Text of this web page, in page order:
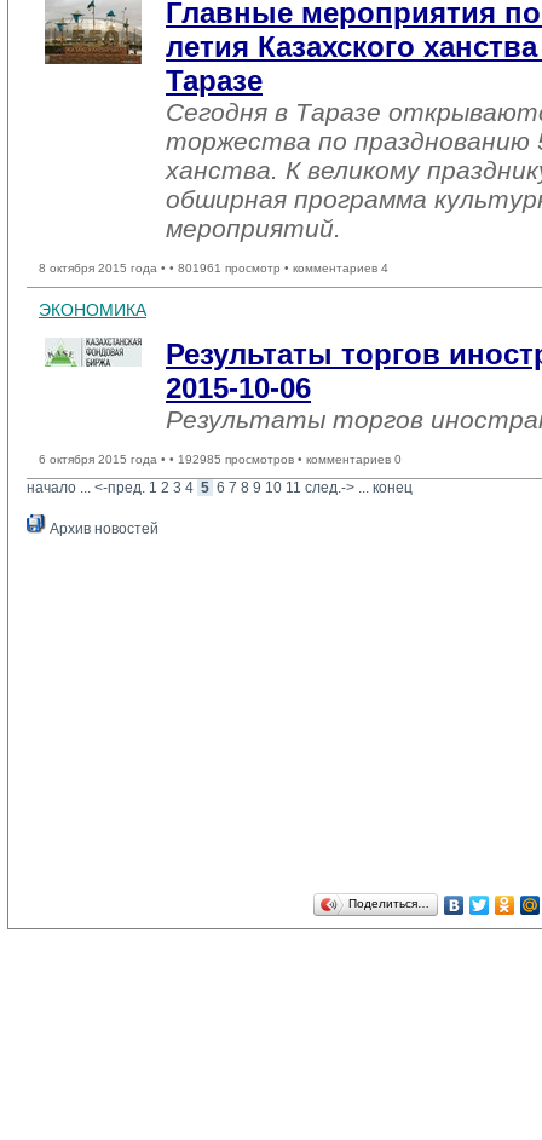
Главные мероприятия
летия Казахского
Таразе
Сегодня в Таразе
торжества по празднованию
ханства. К великому
обширная программа
мероприятий.
8 октября 2015 года • • 801961 просмотр • комментариев 4
ЭКОНОМИКА
Результаты торгов
2015-10-06
Результаты торгов
6 октября 2015 года • • 192985 просмотров • комментариев 0
начало ... <-пред. 1 2 3 4 5 6 7 8 9 10 11 след.-> ... конец
Архив новостей
Поделиться…